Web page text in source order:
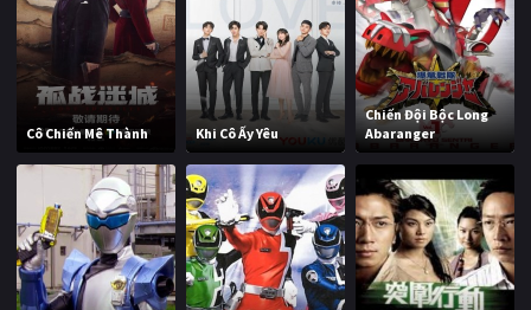
Cô Chiến Mê Thành Khi Cô Ấy Yêu
Chiến Đội Bộc Long
Abaranger